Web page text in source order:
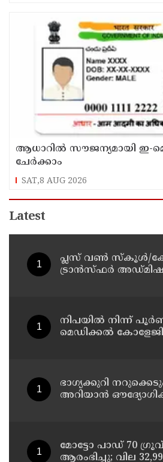
ആധാറിൽ സൗജന്യമായി ഇ-
ചേർക്കാം
SAT,8 AUG 2026
Latest
പ്ലസ് വൺ സ്‌കൂൾ/
ട്രാൻസ്ഫർ
നിപയിൽ നിന്ന്
മെഡിക്കൽ
ഭാഗ്യക്കുറി
അറിയാൻ
മോട്ടോ പാഡ് 70 ഗ്രൂവ്
ആരംഭിച്ചു; വില